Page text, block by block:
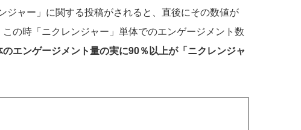
ャー」に関する投稿がされると、直後にその数値が
の時「ニクレンジャー」単体でのエンゲージメント数
エンゲージメント量の実に90％以上が「ニクレンジャ